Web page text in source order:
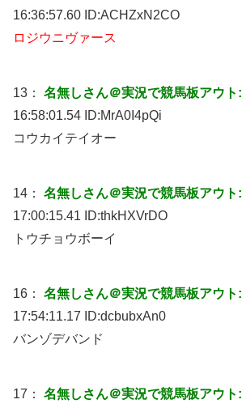
16:36:57.60 ID:ACHZxN2CO
ロジウニヴァース
13： 名無しさん＠実況で競馬板アウト:
16:58:01.54 ID:MrA0I4pQi
コウカイテイオー
14： 名無しさん＠実況で競馬板アウト:
17:00:15.41 ID:thkHXVrDO
トウチョウボーイ
16： 名無しさん＠実況で競馬板アウト:
17:54:11.17 ID:dcbubxAn0
バンゾデバンド
17： 名無しさん＠実況で競馬板アウト: